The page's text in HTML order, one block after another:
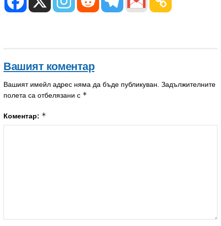
Вашият коментар
Вашият имейл адрес няма да бъде публикуван. Задължителните
полета са отбелязани с *
Коментар: *